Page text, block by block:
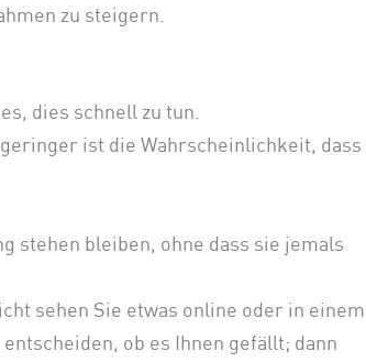
zu steigern.
dies schnell zu tun.
ist die Wahrscheinlichkeit, dass
stehen bleiben, ohne dass sie jemals
sehen Sie etwas online oder in einem
ob es Ihnen gefällt; dann